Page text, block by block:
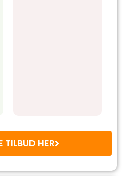
TILBUD HER